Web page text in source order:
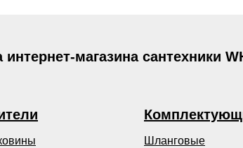
Шланговые
интернет-магазина сантехники